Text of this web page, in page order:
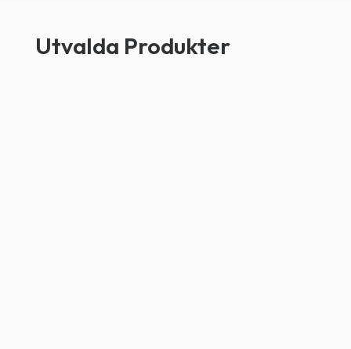
Utvalda Produkter